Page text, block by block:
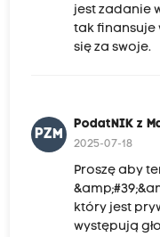
jest zadanie
tak finansuje
się za swoje.
PZM
PodatNIK z
2025-07-18
Proszę aby
który jest
występują